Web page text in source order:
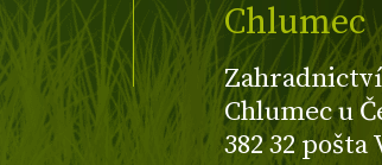
Chlumec
Chlumec u
382 32 pošta